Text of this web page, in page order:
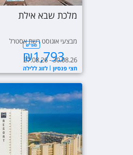
מלכת שבא אילת
סופ"ש
₪1,793
חצי פנסיון לזוג ללילה
מבצעי אוגוסט רשת אסטרל
27.08.26 - 30.08.26